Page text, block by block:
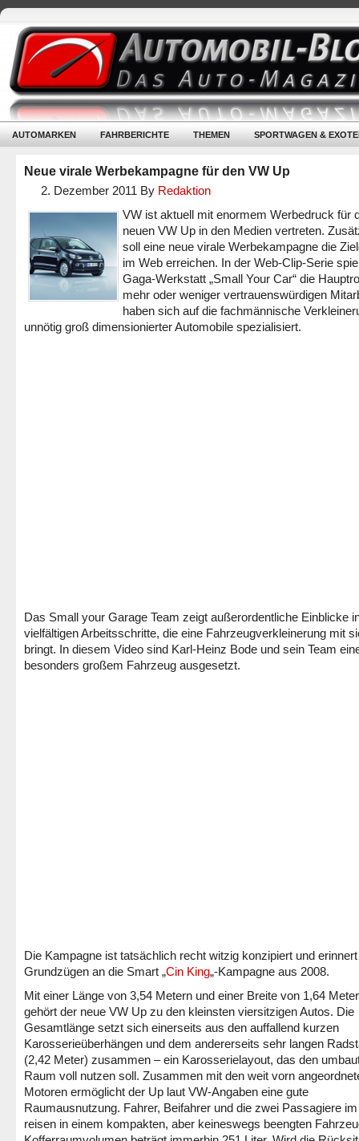
AUTOMARKEN FAHRBERICHTE THEMEN SPORTWAGEN &
Neue virale Werbekampagne für den VW Up
2. Dezember 2011 By Redaktion
VW ist aktuell mit enormem Werbedruck für
neuen VW Up in den Medien vertreten.
soll eine neue virale Werbekampagne die
im Web erreichen. In der Web-Clip-Serie
Gaga-Werkstatt „Small Your Car“ die
mehr oder weniger vertrauenswürdigen
haben sich auf die fachmännische
unnötig groß dimensionierter Automobile spezialisiert.
Das Small your Garage Team zeigt außerordentliche Einblicke
vielfältigen Arbeitsschritte, die eine Fahrzeugverkleinerung mit
bringt. In diesem Video sind Karl-Heinz Bode und sein Team
besonders großem Fahrzeug ausgesetzt.
Die Kampagne ist tatsächlich recht witzig konzipiert und
Grundzügen an die Smart „Cin King„-Kampagne aus 2008.
Mit einer Länge von 3,54 Metern und einer Breite von 1,64
gehört der neue VW Up zu den kleinsten viersitzigen Autos. Die
Gesamtlänge setzt sich einerseits aus den auffallend kurzen
Karosserieüberhängen und dem andererseits sehr langen
(2,42 Meter) zusammen – ein Karosserielayout, das den
Raum voll nutzen soll. Zusammen mit den weit vorn
Motoren ermöglicht der Up laut VW-Angaben eine gute
Raumausnutzung. Fahrer, Beifahrer und die zwei Passagiere
reisen in einem kompakten, aber keineswegs beengten